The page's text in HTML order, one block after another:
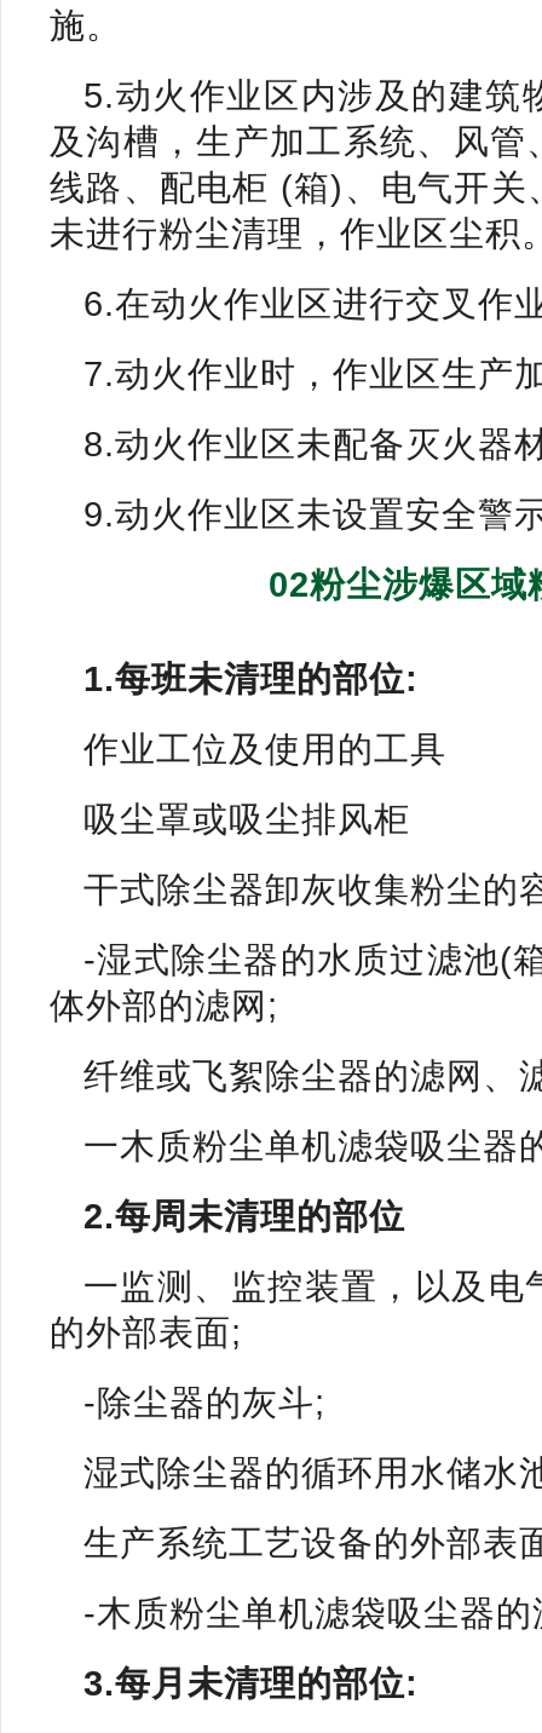
施。
5.动火作业区内涉及的建筑
及沟槽，生产加工系统、风
线路、配电柜 (箱)、电气开
未进行粉尘清理，作业区尘积
6.在动火作业区进行交叉作
7.动火作业时，作业区生产
8.动火作业区未配备灭火器
9.动火作业区未设置安全警
02粉尘涉爆区域
1.每班未清理的部位:
作业工位及使用的工具
吸尘罩或吸尘排风柜
干式除尘器卸灰收集粉尘的
-湿式除尘器的水质过滤池(
体外部的滤网;
纤维或飞絮除尘器的滤网、
一木质粉尘单机滤袋吸尘器
2.每周未清理的部位
一监测、监控装置，以及
的外部表面;
-除尘器的灰斗;
湿式除尘器的循环用水储水
生产系统工艺设备的外部表
-木质粉尘单机滤袋吸尘器
3.每月未清理的部位: